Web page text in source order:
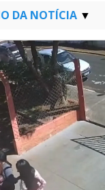
DA NOTÍCIA